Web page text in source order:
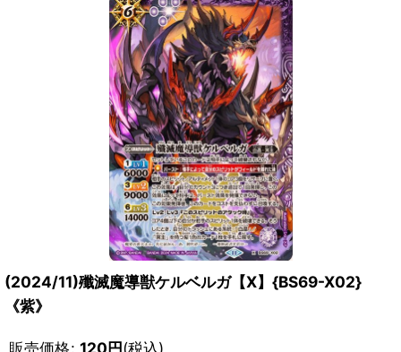
(2024/11)殲滅魔導獣ケルベルガ【X】{BS69-X02}
《紫》